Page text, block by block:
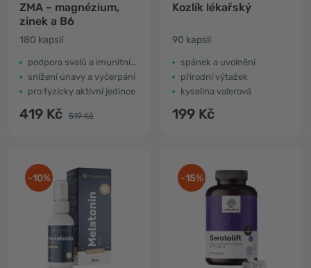
ZMA – magnézium,
zinek a B6
180 kapslí
podpora svalů a imunitního systému
snížení únavy a vyčerpání
pro fyzicky aktivní jedince
419 Kč 519 Kč
Kozlík lékařský
90 kapslí
spánek a uvolnění
přírodní výtažek
kyselina valerová
199 Kč
-10% -15%